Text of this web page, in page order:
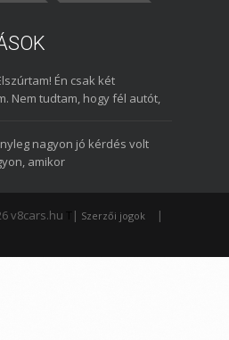
Én csak két
Nem tudtam, hogy fél autót,
nagyon jó kérdés volt
amikor
v8cars.hu | Szerzői jogok |